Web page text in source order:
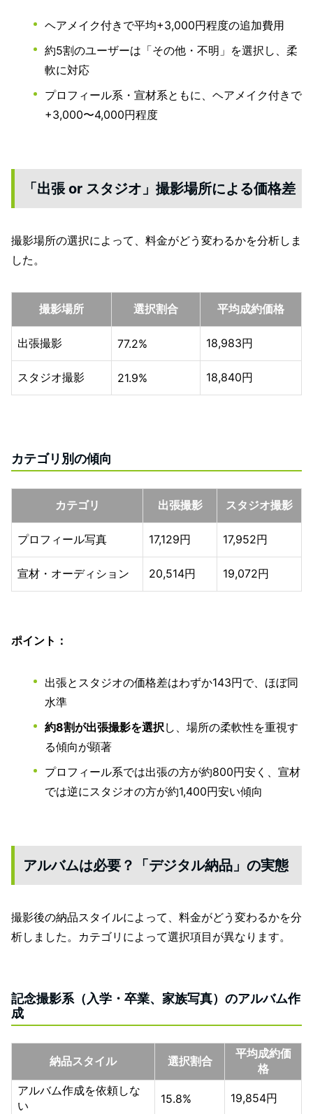
ヘアメイク付きで平均+3,000円程度の追加費用
約5割のユーザーは「その他・不明」を選択し、柔
軟に対応
プロフィール系・宣材系ともに、ヘアメイク付きで
+3,000〜4,000円程度
「出張 or スタジオ」撮影場所による価格差
撮影場所の選択によって、料金がどう変わるかを分析しま
した。
撮影場所 選択割合 平均成約価格
出張撮影 77.2% 18,983円
スタジオ撮影 21.9% 18,840円
カテゴリ別の傾向
カテゴリ 出張撮影 スタジオ撮影
プロフィール写真 17,129円 17,952円
宣材・オーディション 20,514円 19,072円
ポイント：
出張とスタジオの価格差はわずか143円で、ほぼ同
水準
約8割が出張撮影を選択し、場所の柔軟性を重視す
る傾向が顕著
プロフィール系では出張の方が約800円安く、宣材
では逆にスタジオの方が約1,400円安い傾向
アルバムは必要？「デジタル納品」の実態
撮影後の納品スタイルによって、料金がどう変わるかを分
析しました。カテゴリによって選択項目が異なります。
記念撮影系（入学・卒業、家族写真）のアルバム作
成
納品スタイル 選択割合
平均成約価
格
アルバム作成を依頼しな
い
15.8% 19,854円